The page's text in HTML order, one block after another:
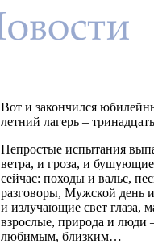
Вот и закончился
летний лагерь –
Непростые испытания
ветра, и гроза, и
сейчас: походы и вальс,
разговоры, Мужской день
и излучающие свет глаза,
взрослые, природа и люди
любимым, близким…